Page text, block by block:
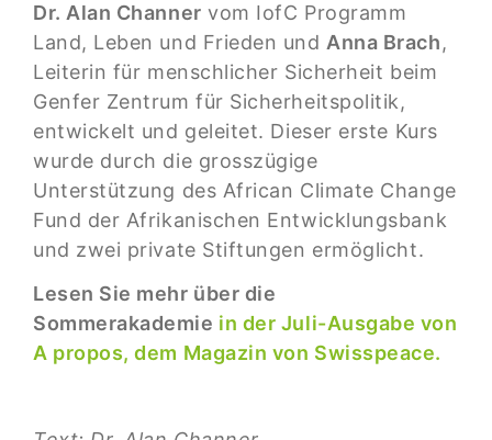
Dr. Alan Channer vom IofC Programm
Land, Leben und Frieden undAnna Brach,
Leiterin für menschlicher Sicherheit beim
Genfer Zentrum für Sicherheitspolitik,
entwickelt und geleitet. Dieser erste Kurs
wurde durch die grosszügige
Unterstützung des African Climate Change
Fund der Afrikanischen Entwicklungsbank
und zwei private Stiftungen ermöglicht.
Lesen Sie mehr über die
Sommerakademie in der Juli-Ausgabe von
A propos, dem Magazin von Swisspeace.